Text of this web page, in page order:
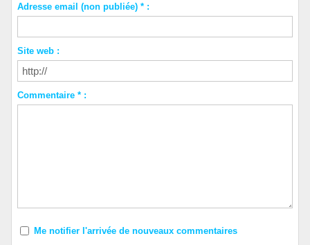
Adresse email (non publiée) * :
Site web :
Commentaire * :
Me notifier l'arrivée de nouveaux commentaires